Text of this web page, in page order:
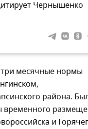
Чернышенко
месячные нормы
района.
временного
и